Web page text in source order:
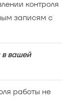
контроля
записям с
в вашей
работы не